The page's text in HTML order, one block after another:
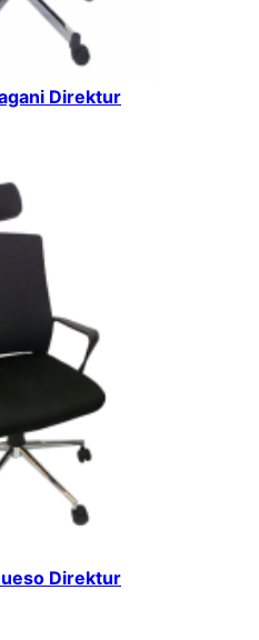
Direktur
Direktur